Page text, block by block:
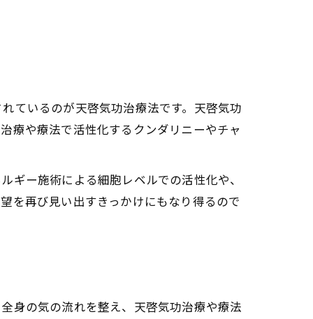
ー上昇の力
醒の瞬間
ているのが天啓気功治療法です。天啓気功
療や療法で活性化するクンダリニーやチャ
ギー施術による細胞レベルでの活性化や、
を再び見い出すきっかけにもなり得るので
身の気の流れを整え、天啓気功治療や療法